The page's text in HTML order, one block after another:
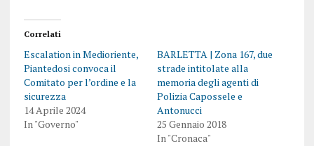
Correlati
Escalation in Medioriente,
Piantedosi convoca il
Comitato per l’ordine e la
sicurezza
14 Aprile 2024
In "Governo"
BARLETTA | Zona 167, due
strade intitolate alla
memoria degli agenti di
Polizia Capossele e
Antonucci
25 Gennaio 2018
In "Cronaca"